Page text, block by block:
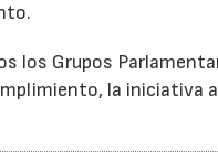
los Grupos
la iniciativa
23/07/2026